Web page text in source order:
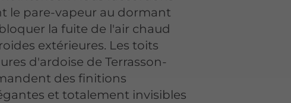
le pare-vapeur au dormant
la fuite de l'air chaud
extérieures. Les toits
d'ardoise de Terrasson-
des finitions
et totalement invisibles